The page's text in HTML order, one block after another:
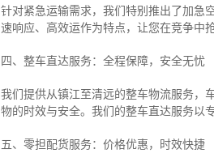
针对紧急运输需求，我们特别推出了加急
速响应、高效运作为特点，让您在竞争中抢
四、整车直达服务：全程保障，安全无忧
我们提供从镇江至清远的整车物流服务，
物的时效与安全。我们的整车直达服务以
五、零担配货服务：价格优惠，时效快捷